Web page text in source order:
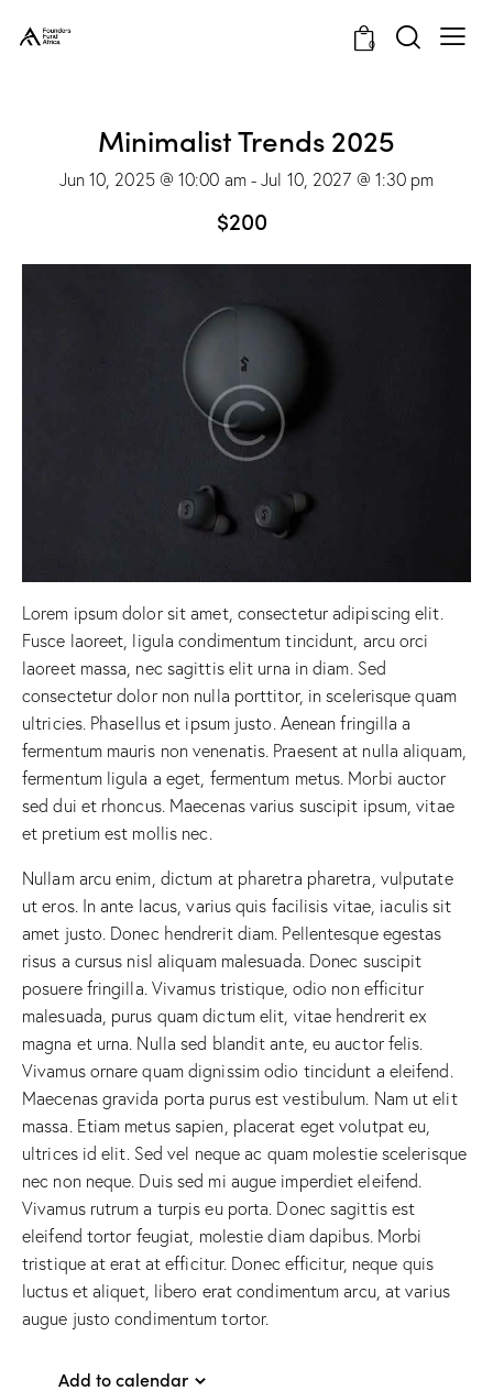
0
Minimalist Trends 2025
Jun 10, 2025 @ 10:00 am-Jul 10, 2027 @ 1:30 pm
$200
Lorem ipsum dolor sit amet, consectetur adipiscing elit.
Fusce laoreet, ligula condimentum tincidunt, arcu orci
laoreet massa, nec sagittis elit urna in diam. Sed
consectetur dolor non nulla porttitor, in scelerisque quam
ultricies. Phasellus et ipsum justo. Aenean fringilla a
fermentum mauris non venenatis. Praesent at nulla aliquam,
fermentum ligula a eget, fermentum metus. Morbi auctor
sed dui et rhoncus. Maecenas varius suscipit ipsum, vitae
et pretium est mollis nec.
Nullam arcu enim, dictum at pharetra pharetra, vulputate
ut eros. In ante lacus, varius quis facilisis vitae, iaculis sit
amet justo. Donec hendrerit diam. Pellentesque egestas
risus a cursus nisl aliquam malesuada. Donec suscipit
posuere fringilla. Vivamus tristique, odio non efficitur
malesuada, purus quam dictum elit, vitae hendrerit ex
magna et urna. Nulla sed blandit ante, eu auctor felis.
Vivamus ornare quam dignissim odio tincidunt a eleifend.
Maecenas gravida porta purus est vestibulum. Nam ut elit
massa. Etiam metus sapien, placerat eget volutpat eu,
ultrices id elit. Sed vel neque ac quam molestie scelerisque
nec non neque. Duis sed mi augue imperdiet eleifend.
Vivamus rutrum a turpis eu porta. Donec sagittis est
eleifend tortor feugiat, molestie diam dapibus. Morbi
tristique at erat at efficitur. Donec efficitur, neque quis
luctus et aliquet, libero erat condimentum arcu, at varius
augue justo condimentum tortor.
Add to calendar